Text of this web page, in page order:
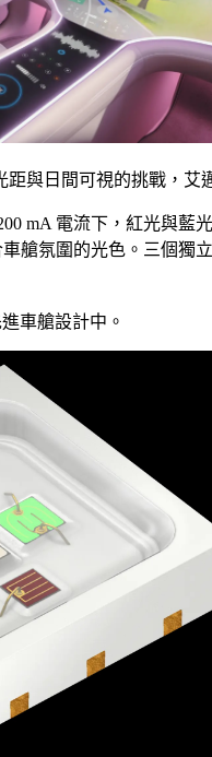
與日間可視的挑戰，艾
mA 電流下，紅光與藍
艙氛圍的光色。三個
車艙設計中。